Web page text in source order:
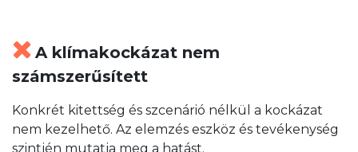
A klímakockázat nem
számszerűsített
Konkrét kitettség és szcenárió nélkül a kockázat
nem kezelhető. Az elemzés eszköz és tevékenység
szintjén mutatja meg a hatást.